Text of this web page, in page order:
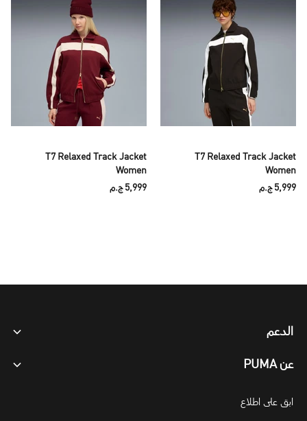
T7 Relaxed Track Jacket
Women
5,999 ج.م
T7 Relaxed Track Jacket
Women
5,999 ج.م
الدعم
عن PUMA
ابق على اطلاع